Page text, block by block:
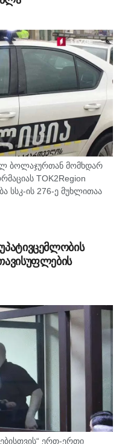
ბოლაჯურთან მომხდარ
TOK2Region
სსკ-ის 276-ე მუხლითაა
უსაფრთხოების ან
ერთ-ერთი